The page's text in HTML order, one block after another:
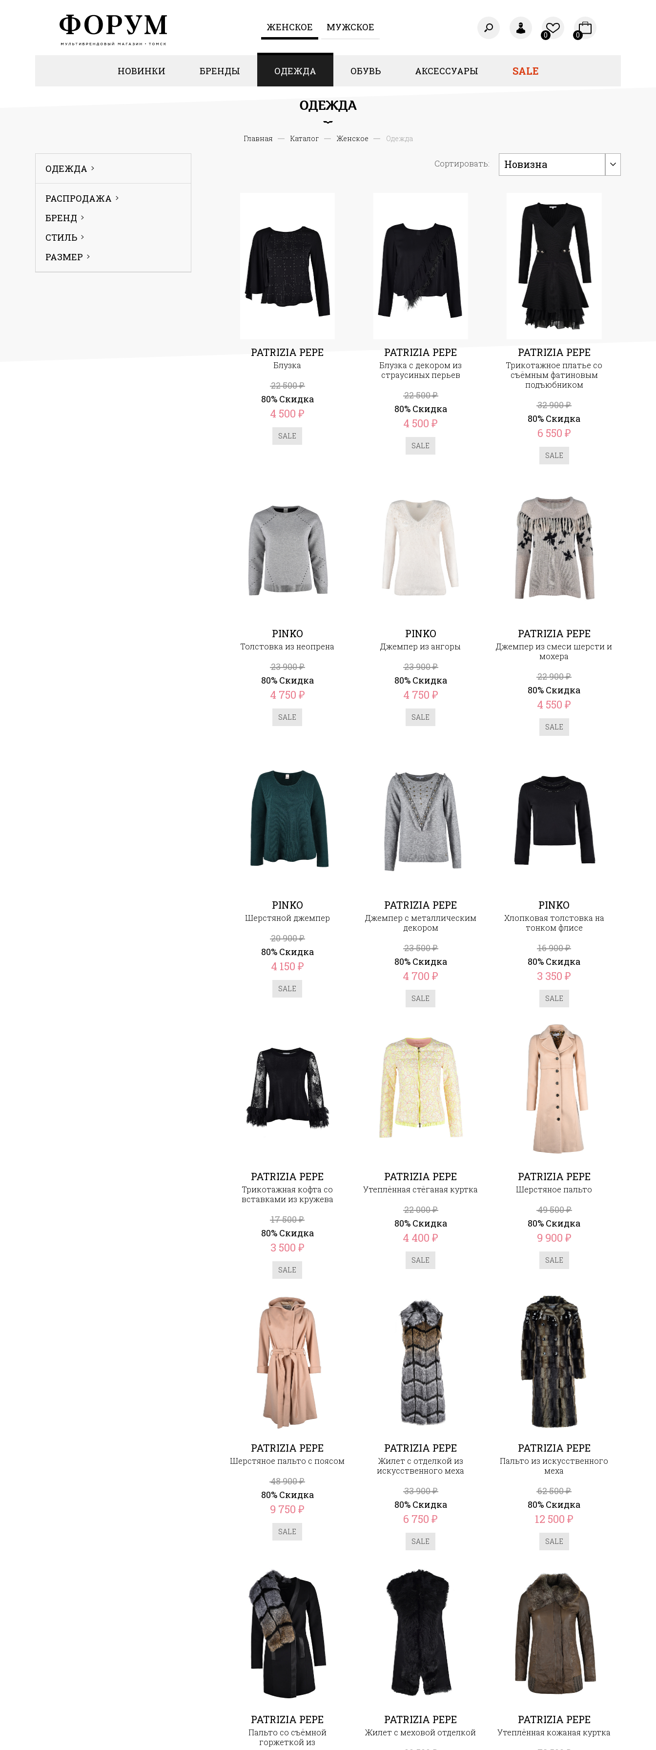
ЖЕНCКОЕ МУЖСКОЕ
0 0
НОВИНКИ БРЕНДЫ ОДЕЖДА ОБУВЬ АКСЕССУАРЫ SALE
ОДЕЖДА
Главная Каталог Женcкое Одежда
ОДЕЖДА
РАСПРОДАЖА
БРЕНД
СТИЛЬ
РАЗМЕР
Сортировать: Новизна
PATRIZIA PEPE
Блузка
22 500₽
80% Скидка
4 500₽
SALE
PATRIZIA PEPE
Блузка с декором из
страусиных перьев
22 500₽
80% Скидка
4 500₽
SALE
PATRIZIA PEPE
Трикотажное платье со
съёмным фатиновым
подъюбником
32 900₽
80% Скидка
6 550 ₽
SALE
PINKO
Толстовка из неопрена
23 900₽
80% Скидка
4 750 ₽
SALE
PINKO
Джемпер из ангоры
23 900₽
80% Скидка
4 750 ₽
SALE
PATRIZIA PEPE
Джемпер из смеси шерсти и
мохера
22 900₽
80% Скидка
4 550₽
SALE
PINKO
Шерстяной джемпер
20 900₽
80% Скидка
4 150 ₽
SALE
PATRIZIA PEPE
Джемпер с металлическим
декором
23 500₽
80% Скидка
4 700₽
SALE
PINKO
Хлопковая толстовка на
тонком флисе
16 900₽
80% Скидка
3 350₽
SALE
PATRIZIA PEPE
Трикотажная кофта со
вставками из кружева
17 500₽
80% Скидка
3 500 ₽
SALE
PATRIZIA PEPE
Утеплённая стёганая куртка
22 000₽
80% Скидка
4 400₽
SALE
PATRIZIA PEPE
Шерстяное пальто
49 500₽
80% Скидка
9 900 ₽
SALE
PATRIZIA PEPE
Шерстяное пальто с поясом
48 900₽
80% Скидка
9 750₽
SALE
PATRIZIA PEPE
Жилет с отделкой из
искусственного меха
33 900₽
80% Скидка
6 750₽
SALE
PATRIZIA PEPE
Пальто из искусственного
меха
62 500₽
80% Скидка
12 500 ₽
SALE
PATRIZIA PEPE
Пальто со съёмной
горжеткой из
PATRIZIA PEPE
Жилет с меховой отделкой
PATRIZIA PEPE
Утеплённая кожаная куртка